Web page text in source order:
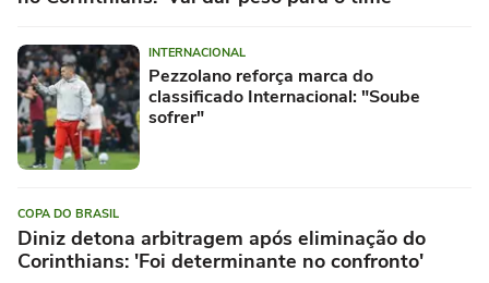
INTERNACIONAL
Pezzolano reforça marca do
classificado Internacional: "Soube
sofrer"
COPA DO BRASIL
Diniz detona arbitragem após eliminação do
Corinthians: 'Foi determinante no confronto'